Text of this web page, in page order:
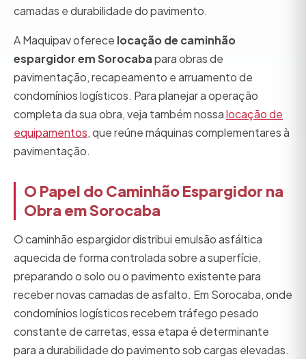
camadas e durabilidade do pavimento.
A Maquipav oferece locação de caminhão
espargidor em Sorocabapara obras de
pavimentação, recapeamento e arruamento de
condomínios logísticos. Para planejar a operação
completa da sua obra, veja também nossalocação de
equipamentos, que reúne máquinas complementares à
pavimentação.
O Papel do Caminhão Espargidor na
Obra em Sorocaba
O caminhão espargidor distribui emulsão asfáltica
aquecida de forma controlada sobre a superfície,
preparando o solo ou o pavimento existente para
receber novas camadas de asfalto. Em Sorocaba, onde
condomínios logísticos recebem tráfego pesado
constante de carretas, essa etapa é determinante
para a durabilidade do pavimento sob cargas elevadas.